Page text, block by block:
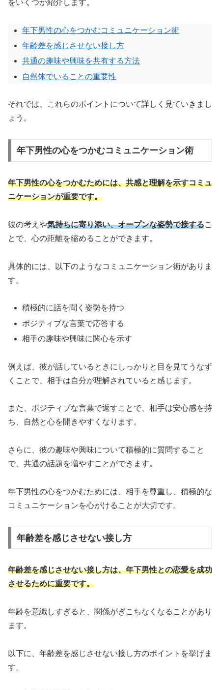
をいくつか紹介します。
年下男性の心をつかむコミュニケーション術
年齢差を感じさせない接し方
共通の趣味や興味を共有する方法
自然体でいることの重要性
それでは、これらのポイントについて詳しく見ていきまし
ょう。
年下男性の心をつかむコミュニケーション術
年下男性の心をつかむためには、共感と理解を示すコミュ
ニケーションが重要です。
彼の考えや気持ちに寄り添い、オープンな姿勢で接するこ
とで、心の距離を縮めることができます。
具体的には、以下のようなコミュニケーション術がありま
す。
積極的に話を聞く姿勢を持つ
ポジティブな言葉で応答する
相手の趣味や興味に関心を示す
例えば、彼が話しているときにしっかりと目を見てうなず
くことで、相手は自分が理解されていると感じます。
また、ポジティブな言葉で返すことで、相手は安心感を持
ち、自然と心を開きやすくなります。
さらに、彼の趣味や興味について積極的に質問すること
で、共通の話題を増やすことができます。
年下男性の心をつかむためには、相手を尊重し、積極的な
コミュニケーションを心がけることが大切です。
年齢差を感じさせない接し方
年齢差を感じさせない接し方は、年下男性との恋愛を成功
させるために重要です。
年齢を意識しすぎると、関係がぎこちなくなることがあり
ます。
以下に、年齢差を感じさせない接し方のポイントを挙げま
す。